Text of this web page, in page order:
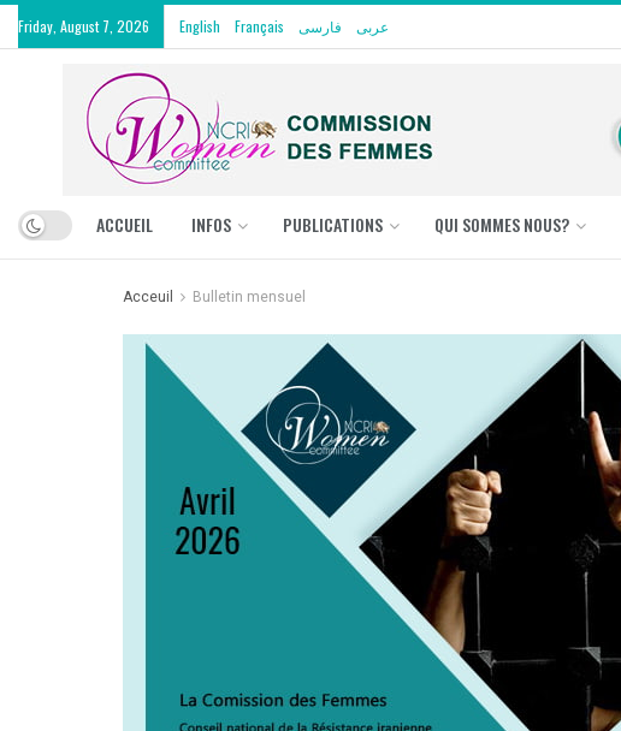
Friday, August 7, 2026 English Français فارسی عربی
ACCUEIL INFOS PUBLICATIONS QUI SOMMES NOUS?
Acceuil Bulletin mensuel